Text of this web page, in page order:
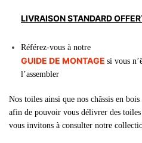
LIVRAISON STANDARD
Référez-vous à notre
GUIDE DE MONTAGE si vous
l’assembler
Nos toiles ainsi que nos châssis en
afin de pouvoir vous délivrer des
vous invitons à consulter notre